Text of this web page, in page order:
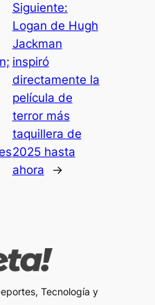
Siguiente:
Logan de Hugh
Jackman
inspiró
directamente la
película de
terror más
taquillera de
2025 hasta
ahora
→
Tecnología y